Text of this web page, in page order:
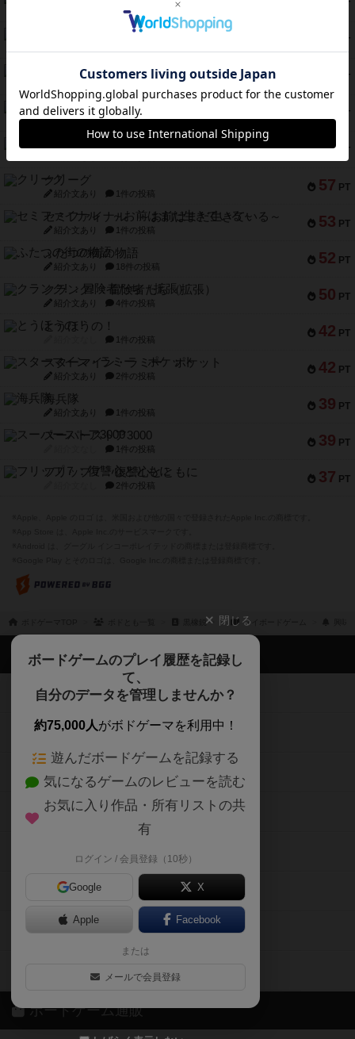
PT
8件の投稿
PT
PT
キャプテン・フリップ：イスラ・ボンバ
PT
メメントオンラインタクティクス
紹介文あり 4件の投稿
68 PT
57 PT
クリーグ
紹介文あり 1件の投稿
53 PT
セミファイナル ～お前はまだ生きている～
紹介文あり 1件の投稿
52 PT
ふたつの街の物語
紹介文あり 18件の投稿
50 PT
クランク! ：冒険者たち（拡張）
紹介文あり 4件の投稿
42 PT
とうほうの！
1件の投稿
42 PT
スターマイン・ラミー ポケット
紹介文あり 2件の投稿
39 PT
海兵隊
紹介文あり 1件の投稿
39 PT
スーパーストア3000
1件の投稿
37 PT
フリップ７：復讐心とともに
2件の投稿
黒橡鋭一 マイボードゲーム
閉じる
ボードゲームのプレイ履歴を記録し
て、
自分のデータを管理しませんか？
約75,000人がボドゲーマを利用中！
遊んだボードゲームを記録する
気になるゲームのレビューを読む
お気に入り作品・所有リストの共
有
ログイン / 会員登録（10秒）
Google X
Apple Facebook
または
メールで会員登録
ボドゲーマTOP
ボードゲームを検索する
ボードゲームの新着レビュー
ボードゲーム会情報
メカニクス特集
掲示板・トピックス
ボドとも・会員一覧
ボードゲーム業界コラム
ボドゲーマご利用案内
ボードゲーム通販